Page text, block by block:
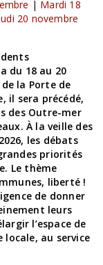
| Mardi 18
20 novembre
du 18 au 20
la Porte de
il sera précédé,
des Outre-mer
À la veille des
les débats
priorités
Le thème
liberté !
de donner
leurs
l’espace de
au service